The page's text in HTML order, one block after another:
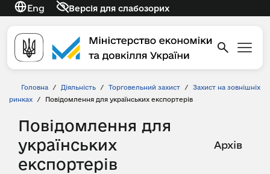
Eng Версія для слабозорих
Головна / Діяльність / Торговельний захист /
Захист на зовнішніх
ринках
/ Повідомлення для українських експортерів
Повідомлення для
українських
експортерів
Архів